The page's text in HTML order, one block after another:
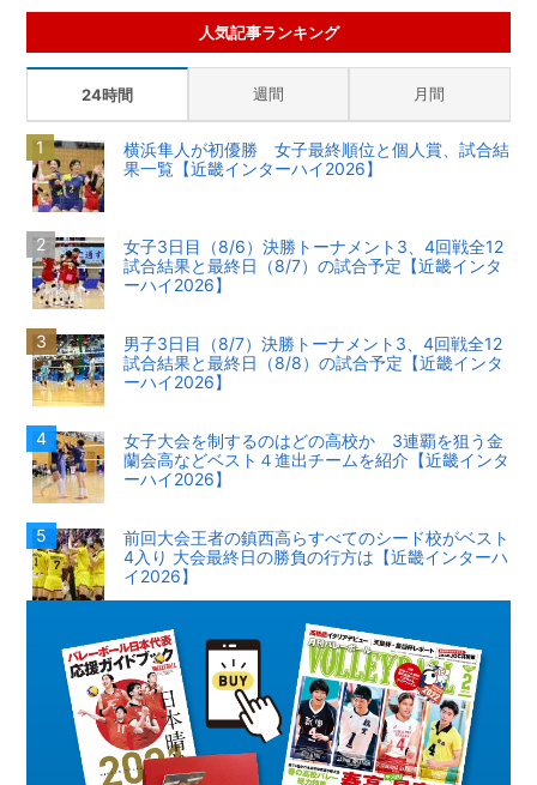
人気記事ランキング
24時間 週間 月間
横浜隼人が初優勝 女子最終順位と個人賞、試合結
果一覧【近畿インターハイ2026】
女子3日目（8/6）決勝トーナメント3、4回戦全12
試合結果と最終日（8/7）の試合予定【近畿インタ
ーハイ2026】
男子3日目（8/7）決勝トーナメント3、4回戦全12
試合結果と最終日（8/8）の試合予定【近畿インタ
ーハイ2026】
女子大会を制するのはどの高校か 3連覇を狙う金
蘭会高などベスト４進出チームを紹介【近畿インタ
ーハイ2026】
前回大会王者の鎮西高らすべてのシード校がベスト
4入り 大会最終日の勝負の行方は【近畿インターハ
イ2026】